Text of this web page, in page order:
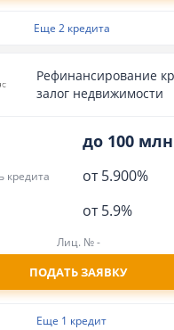
Еще 2 кредита
Рефинансирование
залог недвижимости
до 100
от 5.900%
кредита
от 5.9%
Лиц. № -
ПОДАТЬ ЗАЯВКУ
Еще 1 кредит